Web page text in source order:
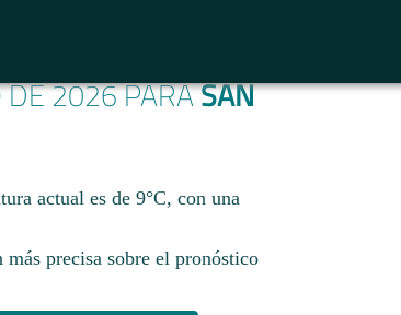
DE 2026 PARASAN
actual es de 9°C, con una
precisa sobre el pronóstico